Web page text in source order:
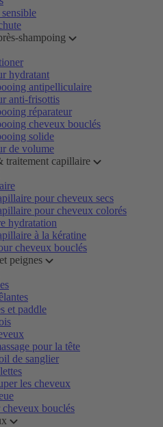
shampoing
hydratant
antipelliculaire
anti-frisottis
réparateur
cheveux bouclés
solide
de volume
traitement capillaire
pour cheveux secs
pour cheveux colorés
hydratation
à la kératine
cheveux bouclés
peignes
et paddle
pour la tête
de sanglier
les cheveux
cheveux bouclés